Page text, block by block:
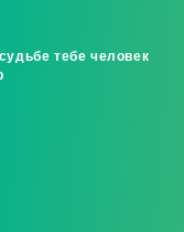
тебе человек